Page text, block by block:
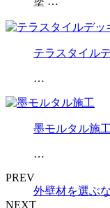
テラスタイル
…
墨モルタル施工
…
PREV
外壁材を選ぶ
NEXT